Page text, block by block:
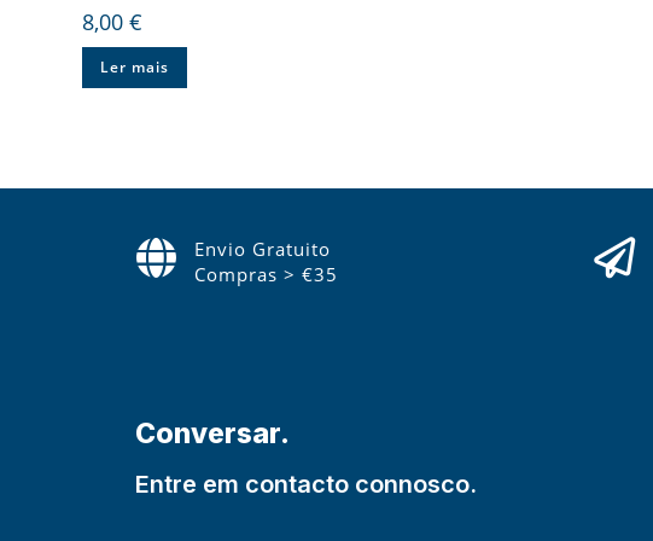
8,00€
Ler mais
Envio Gratuito
Compras > €35
Conversar.
Entre em contacto connosco.